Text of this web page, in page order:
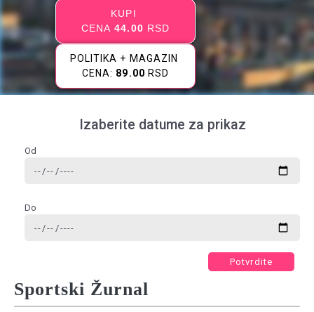
KUPI
CENA44.00 RSD
POLITIKA + MAGAZIN
CENA: 89.00 RSD
Izaberite datume za prikaz
Od
Do
Potvrdite
Sportski Žurnal